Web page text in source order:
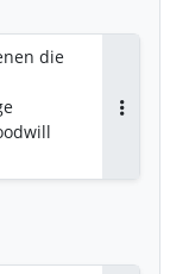
die